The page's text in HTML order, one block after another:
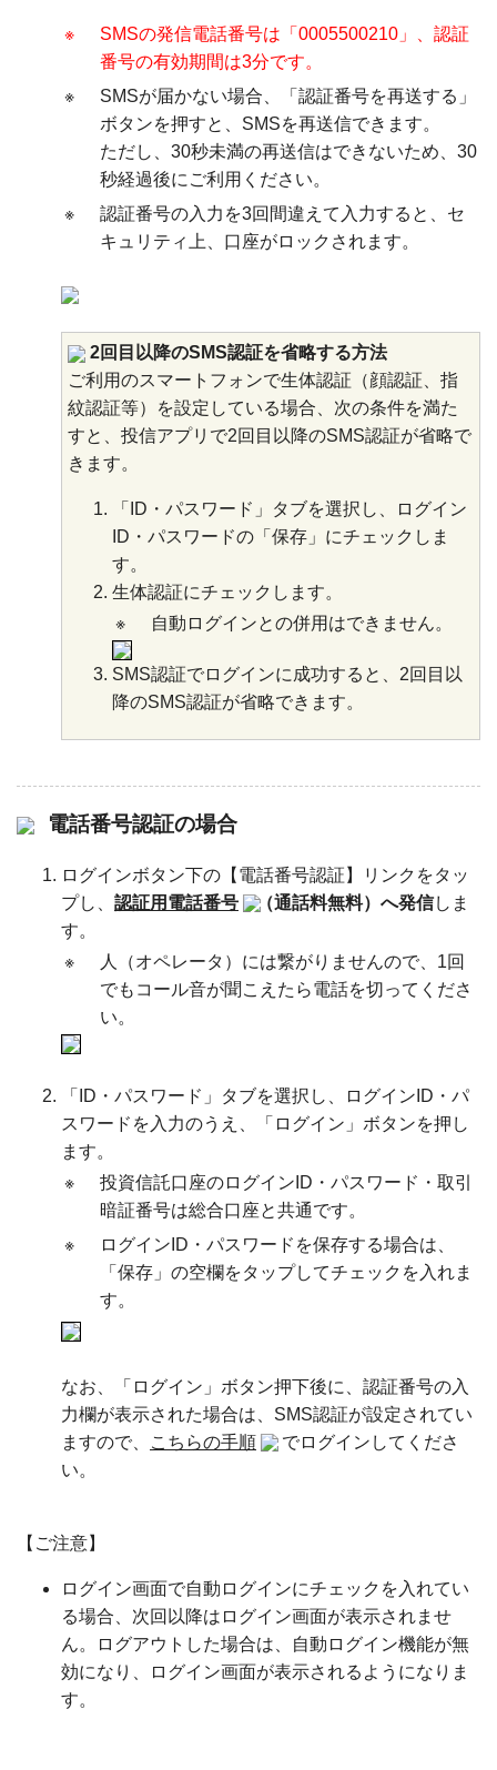
※
SMSの発信電話番号は「0005500210」、認証
番号の有効期間は3分です。
※
SMSが届かない場合、「認証番号を再送する」
ボタンを押すと、SMSを再送信できます。
ただし、30秒未満の再送信はできないため、30
秒経過後にご利用ください。
※
認証番号の入力を3回間違えて入力すると、セ
キュリティ上、口座がロックされます。
2回目以降のSMS認証を省略する方法
ご利用のスマートフォンで生体認証（顔認証、指
紋認証等）を設定している場合、次の条件を満た
すと、投信アプリで2回目以降のSMS認証が省略で
きます。
「ID・パスワード」タブを選択し、ログイン
ID・パスワードの「保存」にチェックしま
す。
生体認証にチェックします。
※
自動ログインとの併用はできません。
SMS認証でログインに成功すると、2回目以
降のSMS認証が省略できます。
電話番号認証の場合
ログインボタン下の【電話番号認証】リンクをタッ
プし、 認証用電話番号 （通話料無料）へ発信しま
す。
※
人（オペレータ）には繋がりませんので、1回
でもコール音が聞こえたら電話を切ってくださ
い。
「ID・パスワード」タブを選択し、ログインID・パ
スワードを入力のうえ、「ログイン」ボタンを押し
ます。
※
投資信託口座のログインID・パスワード・取引
暗証番号は総合口座と共通です。
※
ログインID・パスワードを保存する場合は、
「保存」の空欄をタップしてチェックを入れま
す。
なお、「ログイン」ボタン押下後に、認証番号の入
力欄が表示された場合は、SMS認証が設定されてい
ますので、
こちらの手順
でログインしてくださ
い。
【ご注意】
ログイン画面で自動ログインにチェックを入れてい
る場合、次回以降はログイン画面が表示されませ
ん。ログアウトした場合は、自動ログイン機能が無
効になり、ログイン画面が表示されるようになりま
す。